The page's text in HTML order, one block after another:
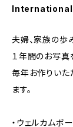
夫婦、家族の歩
１年間のお写真
毎年お作りいた
ます。
・ウェルカムボ